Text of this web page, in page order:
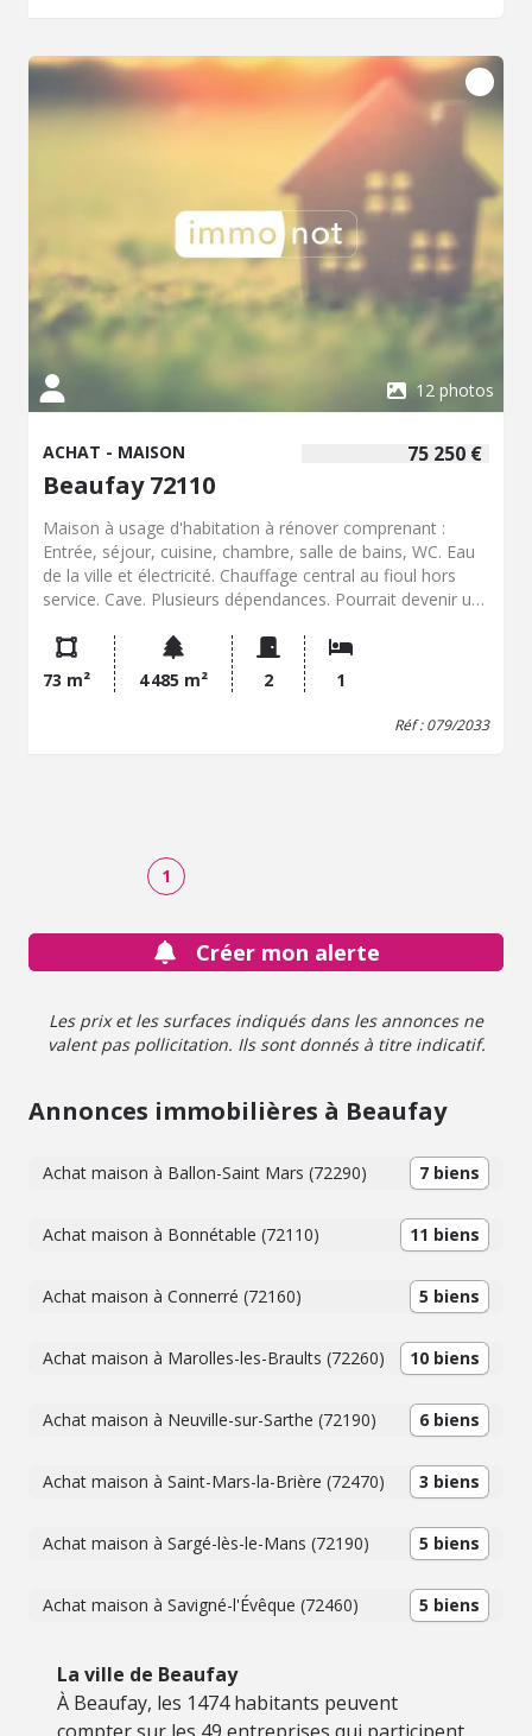
12 photos
75 250 €
ACHAT - MAISON
Beaufay 72110
Maison à usage d'habitation à rénover comprenant :
Entrée, séjour, cuisine, chambre, salle de bains, WC. Eau
de la ville et électricité. Chauffage central au fioul hors
service. Cave. Plusieurs dépendances. Pourrait devenir un
bureaux et son dépôt, avec une situation sur un axe
passant.. Le tout sur un terrain pour 44a 85ca.
73 m² 4 485 m² 2 1
Réf : 079/2033
1
Créer mon alerte
Les prix et les surfaces indiqués dans les annonces ne
valent pas pollicitation. Ils sont donnés à titre indicatif.
Annonces immobilières à Beaufay
Achat maison à Ballon-Saint Mars (72290) 7 biens
Achat maison à Bonnétable (72110) 11 biens
Achat maison à Connerré (72160) 5 biens
Achat maison à Marolles-les-Braults (72260) 10 biens
Achat maison à Neuville-sur-Sarthe (72190) 6 biens
Achat maison à Saint-Mars-la-Brière (72470) 3 biens
Achat maison à Sargé-lès-le-Mans (72190) 5 biens
Achat maison à Savigné-l'Évêque (72460) 5 biens
La ville de Beaufay
À Beaufay, les 1474 habitants peuvent